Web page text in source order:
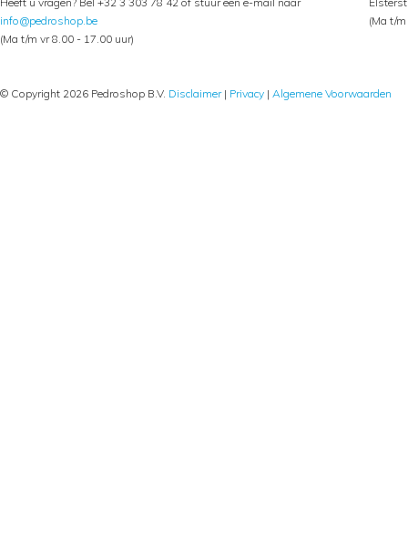
info@pedroshop.be
(Ma t/m vr 8.00 - 17.00 uur)
(Ma t/
© Copyright 2026 Pedroshop B.V. Disclaimer| Privacy | Algemene Voorwaarden